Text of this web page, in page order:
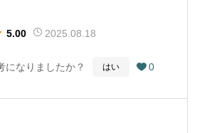
がなくなりました。院長から手術
』と優しく声をかけてくれたので、
Mapから引用）
5.00 2025.08.18
になりましたか？ はい  0